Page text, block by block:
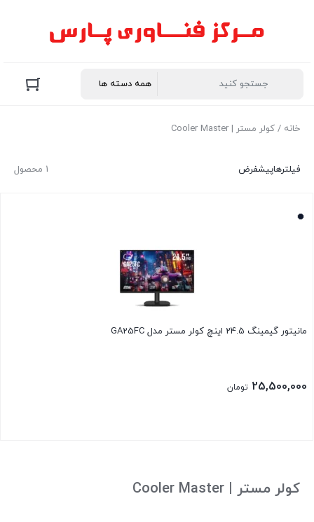
خانه / کولر مستر | Cooler Master
1 محصول فیلترهاپیشفرض
مانیتور گیمینگ 24.5 اینچ کولر مستر مدل GA25FC
25,500,000 تومان
کولر مستر | Cooler Master